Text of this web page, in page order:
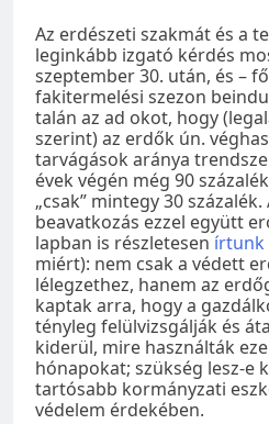
Az erdészeti szakmát és a
leginkább izgató kérdés
szeptember 30. után, és –
fakitermelési szezon
talán az ad okot, hogy
szerint) az erdők ún.
tarvágások aránya
évek végén még 90
„csak” mintegy 30
beavatkozás ezzel együtt
lapban is részletesen írtunk
miért): nem csak a védett
lélegzethez, hanem az
kaptak arra, hogy a
tényleg felülvizsgálják és
kiderül, mire használták
hónapokat; szükség lesz-e
tartósabb kormányzati
védelem érdekében.